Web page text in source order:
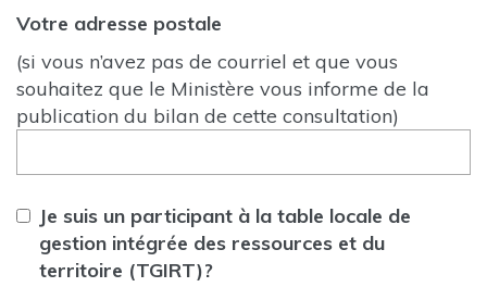
Votre adresse postale
(si vous n’avez pas de courriel et que vous
souhaitez que le Ministère vous informe de la
publication du bilan de cette consultation)
Je suis un participant à la table locale de
gestion intégrée des ressources et du
territoire (TGIRT)?